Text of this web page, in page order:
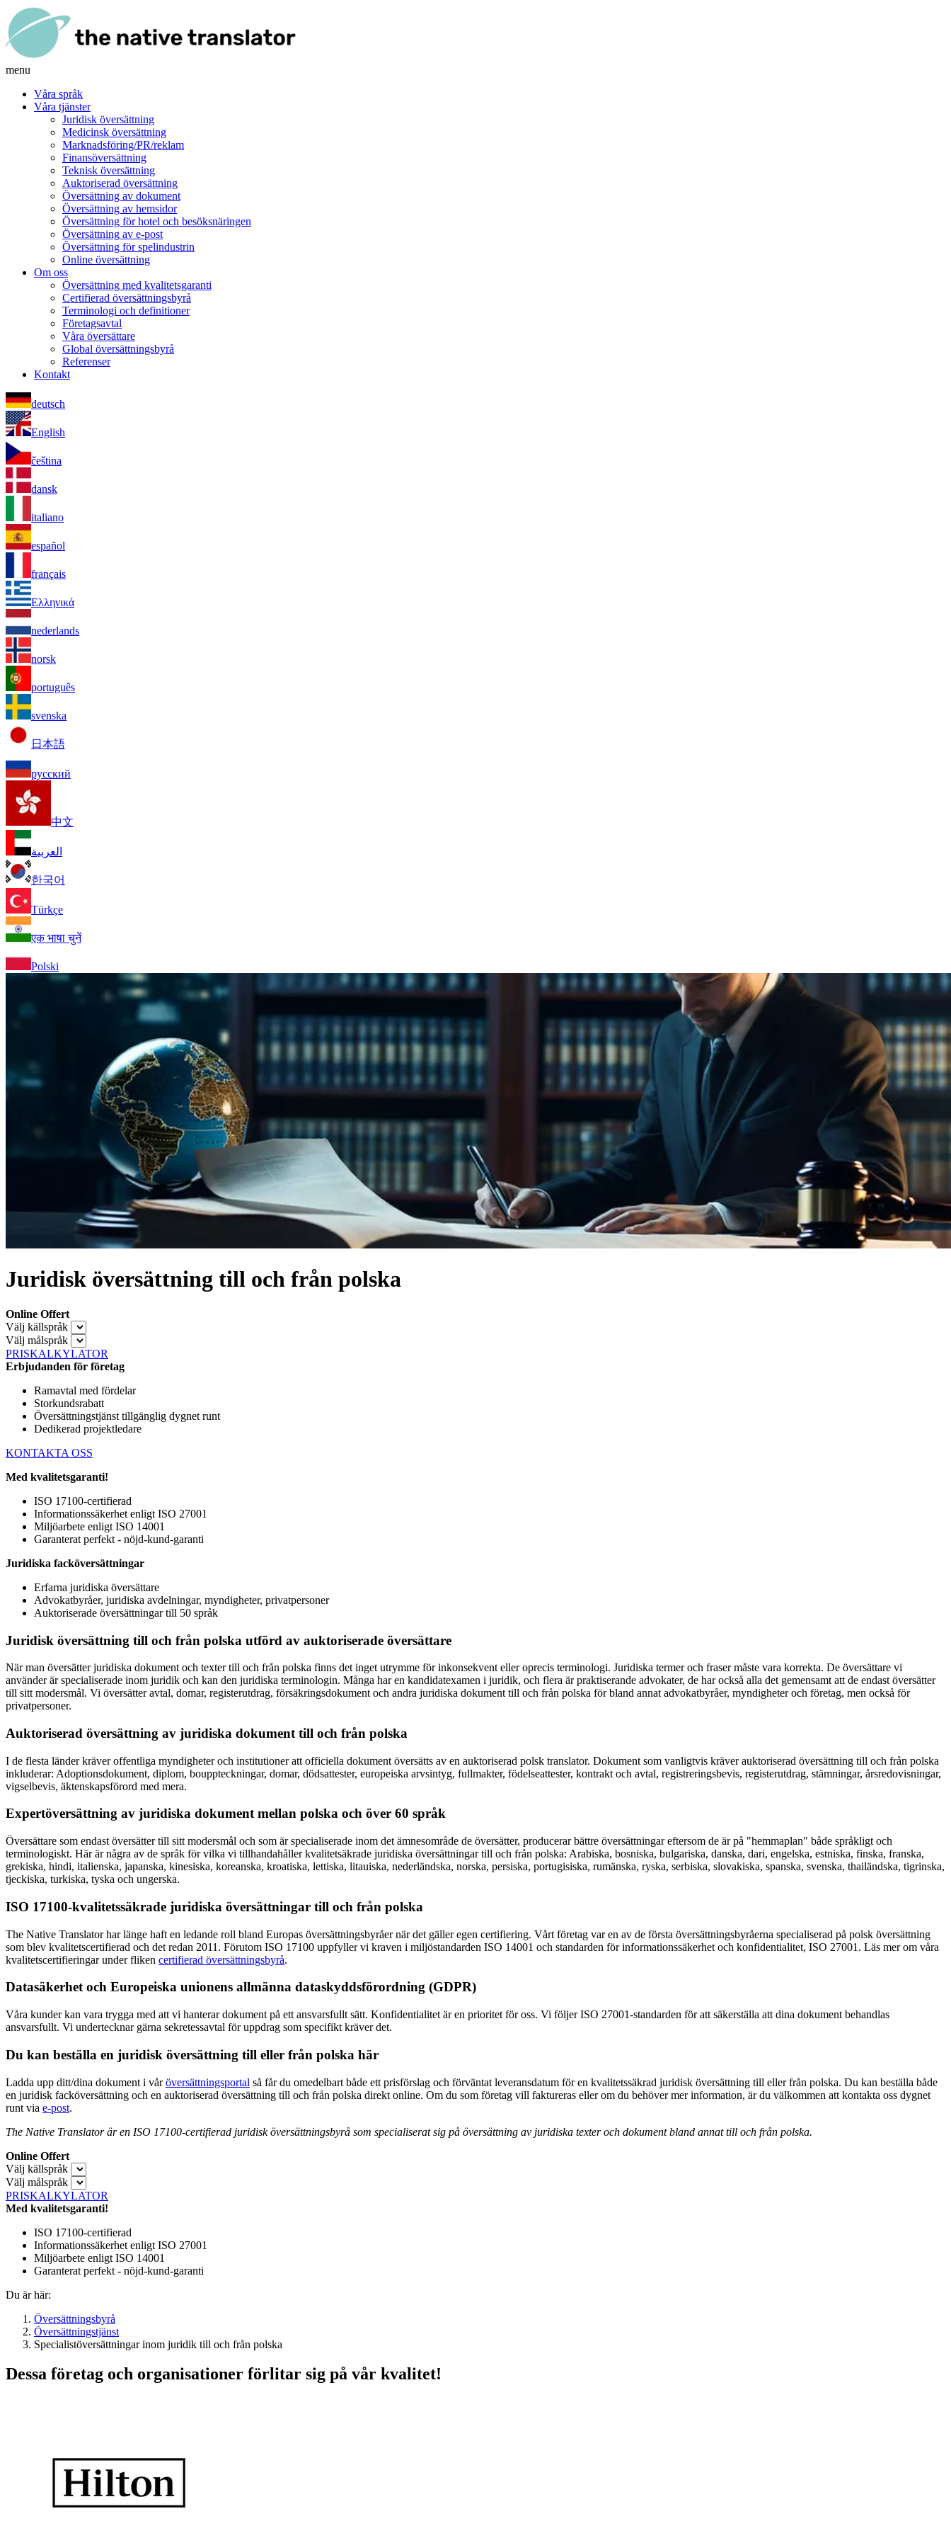
menu
Våra språk
Våra tjänster
Juridisk översättning
Medicinsk översättning
Marknadsföring/PR/reklam
Finansöversättning
Teknisk översättning
Auktoriserad översättning
Översättning av dokument
Översättning av hemsidor
Översättning för hotel och besöksnäringen
Översättning av e-post
Översättning för spelindustrin
Online översättning
Om oss
Översättning med kvalitetsgaranti
Certifierad översättningsbyrå
Terminologi och definitioner
Företagsavtal
Våra översättare
Global översättningsbyrå
Referenser
Kontakt
deutsch
English
čeština
dansk
italiano
español
français
Ελληνικά
nederlands
norsk
português
svenska
日本語
русский
中文
العربية
한국어
Türkçe
एक भाषा चुनें
Polski
Juridisk översättning till och från polska
Online Offert
Välj källspråk
Välj målspråk
PRISKALKYLATOR
Erbjudanden för företag
Ramavtal med fördelar
Storkundsrabatt
Översättningstjänst tillgänglig dygnet runt
Dedikerad projektledare
KONTAKTA OSS
Med kvalitetsgaranti!
ISO 17100-certifierad
Informationssäkerhet enligt ISO 27001
Miljöarbete enligt ISO 14001
Garanterat perfekt - nöjd-kund-garanti
Juridiska facköversättningar
Erfarna juridiska översättare
Advokatbyråer, juridiska avdelningar, myndigheter, privatpersoner
Auktoriserade översättningar till 50 språk
Juridisk översättning till och från polska utförd av auktoriserade översättare
När man översätter juridiska dokument och texter till och från polska finns det inget utrymme för inkonsekvent eller oprecis terminologi. Juridiska termer och fraser måste vara korrekta. De översättare vi
använder är specialiserade inom juridik och kan den juridiska terminologin. Många har en kandidatexamen i juridik, och flera är praktiserande advokater, de har också alla det gemensamt att de endast översätter
till sitt modersmål. Vi översätter avtal, domar, registerutdrag, försäkringsdokument och andra juridiska dokument till och från polska för bland annat advokatbyråer, myndigheter och företag, men också för
privatpersoner.
Auktoriserad översättning av juridiska dokument till och från polska
I de flesta länder kräver offentliga myndigheter och institutioner att officiella dokument översätts av en auktoriserad polsk translator. Dokument som vanligtvis kräver auktoriserad översättning till och från polska
inkluderar: Adoptionsdokument, diplom, bouppteckningar, domar, dödsattester, europeiska arvsintyg, fullmakter, födelseattester, kontrakt och avtal, registreringsbevis, registerutdrag, stämningar, årsredovisningar,
vigselbevis, äktenskapsförord med mera.
Expertöversättning av juridiska dokument mellan polska och över 60 språk
Översättare som endast översätter till sitt modersmål och som är specialiserade inom det ämnesområde de översätter, producerar bättre översättningar eftersom de är på "hemmaplan" både språkligt och
terminologiskt. Här är några av de språk för vilka vi tillhandahåller kvalitetsäkrade juridiska översättningar till och från polska: Arabiska, bosniska, bulgariska, danska, dari, engelska, estniska, finska, franska,
grekiska, hindi, italienska, japanska, kinesiska, koreanska, kroatiska, lettiska, litauiska, nederländska, norska, persiska, portugisiska, rumänska, ryska, serbiska, slovakiska, spanska, svenska, thailändska, tigrinska,
tjeckiska, turkiska, tyska och ungerska.
ISO 17100-kvalitetssäkrade juridiska översättningar till och från polska
The Native Translator har länge haft en ledande roll bland Europas översättningsbyråer när det gäller egen certifiering. Vårt företag var en av de första översättningsbyråerna specialiserad på polsk översättning
som blev kvalitetscertifierad och det redan 2011. Förutom ISO 17100 uppfyller vi kraven i miljöstandarden ISO 14001 och standarden för informationssäkerhet och konfidentialitet, ISO 27001. Läs mer om våra
kvalitetscertifieringar under fliken certifierad översättningsbyrå.
Datasäkerhet och Europeiska unionens allmänna dataskyddsförordning (GDPR)
Våra kunder kan vara trygga med att vi hanterar dokument på ett ansvarsfullt sätt. Konfidentialitet är en prioritet för oss. Vi följer ISO 27001-standarden för att säkerställa att dina dokument behandlas
ansvarsfullt. Vi undertecknar gärna sekretessavtal för uppdrag som specifikt kräver det.
Du kan beställa en juridisk översättning till eller från polska här
Ladda upp ditt/dina dokument i våröversättningsportal så får du omedelbart både ett prisförslag och förväntat leveransdatum för en kvalitetssäkrad juridisk översättning till eller från polska. Du kan beställa både
en juridisk facköversättning och en auktoriserad översättning till och från polska direkt online. Om du som företag vill faktureras eller om du behöver mer information, är du välkommen att kontakta oss dygnet
runt via e-post.
The Native Translator är en ISO 17100-certifierad juridisk översättningsbyrå som specialiserat sig på översättning av juridiska texter och dokument bland annat till och från polska.
Online Offert
Välj källspråk
Välj målspråk
PRISKALKYLATOR
Med kvalitetsgaranti!
ISO 17100-certifierad
Informationssäkerhet enligt ISO 27001
Miljöarbete enligt ISO 14001
Garanterat perfekt - nöjd-kund-garanti
Du är här:
Översättningsbyrå
Översättningstjänst
Specialistöversättningar inom juridik till och från polska
Dessa företag och organisationer förlitar sig på vår kvalitet!